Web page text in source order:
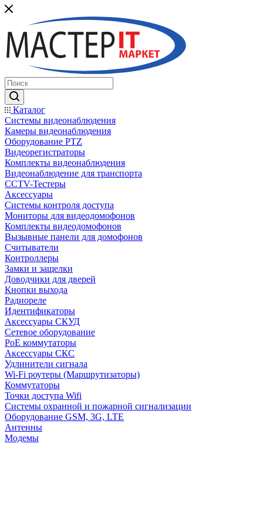
Каталог
Системы видеонаблюдения
Камеры видеонаблюдения
Оборудование PTZ
Видеорегистраторы
Комплекты видеонаблюдения
Видеонаблюдение для транспорта
CCTV-Тестеры
Аксессуары
Системы контроля доступа
Мониторы для видеодомофонов
Комплекты видеодомофонов
Вызывные панели для домофонов
Считыватели
Контроллеры
Замки и защелки
Доводчики для дверей
Кнопки выхода
Радиореле
Идентификаторы
Аксессуары СКУД
Сетевое оборудование
PoE коммутаторы
Аксессуары СКС
Удлинители сигнала
Wi-Fi роутеры (Маршрутизаторы)
Коммутаторы
Точки доступа Wifi
Системы охранной и пожарной сигнализации
Оборудование GSM, 3G, LTE
Антенны
Модемы